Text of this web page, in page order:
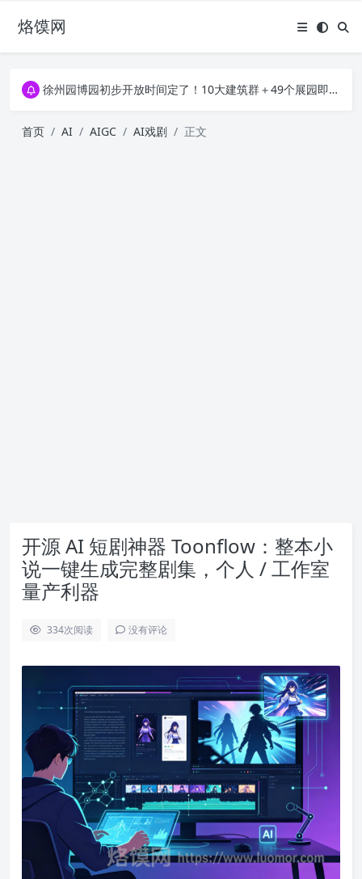
烙馍网16796个OpenClaw Skills合集下载｜总2.7G，压缩后仅738M，覆盖全场景技能
徐州园博园初步开放时间定了！10大建筑群＋49个展园即将亮相！
徐州园博园初步开放时间定了！10大建筑群＋49个展园即将亮相！
首页 AI AIGC AI戏剧 正文
开源 AI 短剧神器 Toonflow：整本小
说一键生成完整剧集，个人 / 工作室
量产利器
334次阅读 没有评论